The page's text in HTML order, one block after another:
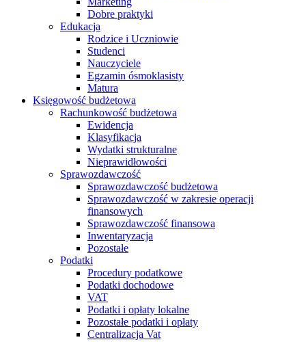
Dobre praktyki
Edukacja
Rodzice i Uczniowie
Studenci
Nauczyciele
Egzamin ósmoklasisty
Matura
Księgowość budżetowa
Rachunkowość budżetowa
Ewidencja
Klasyfikacja
Wydatki strukturalne
Nieprawidłowości
Sprawozdawczość
Sprawozdawczość budżetowa
Sprawozdawczość w zakresie operacji
finansowych
Sprawozdawczość finansowa
Inwentaryzacja
Pozostałe
Podatki
Procedury podatkowe
Podatki dochodowe
VAT
Podatki i opłaty lokalne
Pozostałe podatki i opłaty
Centralizacja Vat